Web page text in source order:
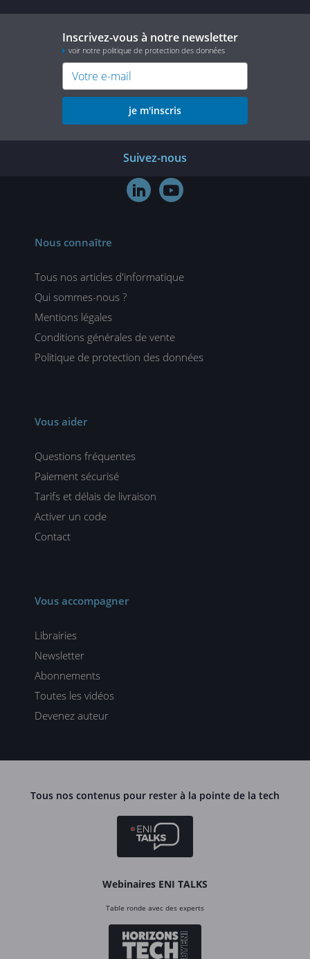
Inscrivez-vous à notre newsletter
voir notre politique de protection des données
je m'inscris
Suivez-nous
 
Nous connaître
Tous nos articles d'informatique
Qui sommes-nous ?
Mentions légales
Conditions générales de vente
Politique de protection des données
Vous aider
Questions fréquentes
Paiement sécurisé
Tarifs et délais de livraison
Activer un code
Contact
Vous accompagner
Librairies
Newsletter
Abonnements
Toutes les vidéos
Devenez auteur
Tous nos contenus pour rester à la pointe de la tech
Webinaires ENI TALKS
Table ronde avec des experts